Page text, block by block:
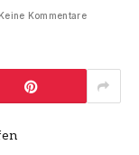
Keine Kommentare